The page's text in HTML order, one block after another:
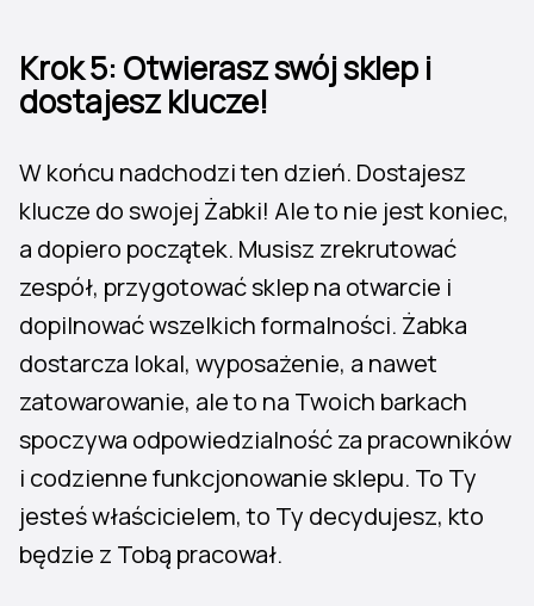
Krok 5: Otwierasz swój sklep i
dostajesz klucze!
W końcu nadchodzi ten dzień. Dostajesz
klucze do swojej Żabki! Ale to nie jest koniec,
a dopiero początek. Musisz zrekrutować
zespół, przygotować sklep na otwarcie i
dopilnować wszelkich formalności. Żabka
dostarcza lokal, wyposażenie, a nawet
zatowarowanie, ale to na Twoich barkach
spoczywa odpowiedzialność za pracowników
i codzienne funkcjonowanie sklepu. To Ty
jesteś właścicielem, to Ty decydujesz, kto
będzie z Tobą pracował.